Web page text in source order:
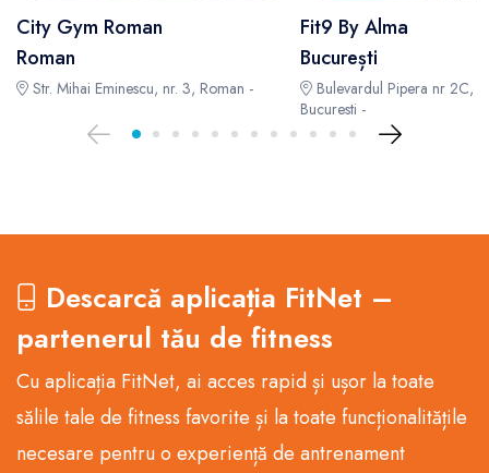
City Gym Roman
Roman
Str. Mihai Eminescu, nr. 3, Roman -
Fit9 By Alma
București
Bulevardul Pipera nr 2C,
Bucuresti -
Descarcă aplicația FitNet –
partenerul tău de fitness
Cu aplicația FitNet, ai acces rapid și ușor la toate
sălile tale de fitness favorite și la toate funcționalitățile
necesare pentru o experiență de antrenament